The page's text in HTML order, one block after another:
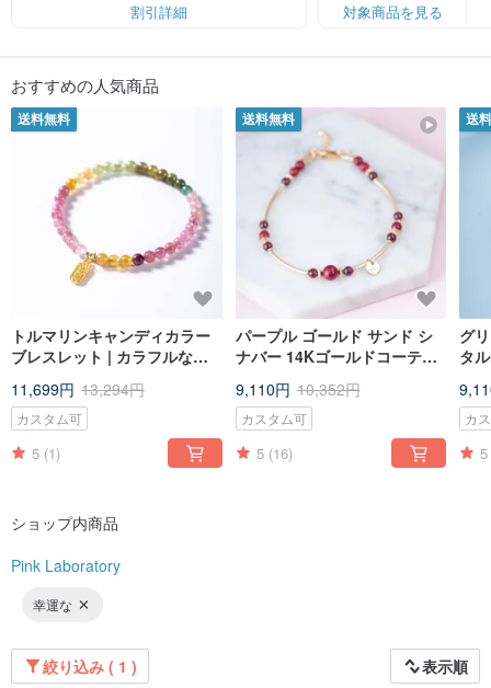
suffered, and reconcile with yourself.
Don't be impatient, take your time,
Love yourself,
Everything will pass.
About Pink Laboratory
Natural stone has its unique energy and natural charm.
We are in the pure land of the plateau,
I want to use design to bring a quiet to people and bring the beauty of nature
Let us study together, love ourselves, and practice spiritually in our lives.
In the day-to-day life, keep a little romantic and poetic.
Combining traditional culture with modern aesthetics, trying to make good
From photography, postcards, hand-to-hand ceremony, to hotels, restaurants,
caravans,
He has been reported by many Hong Kong and Taiwan media such as
"Economic Daily", "Ming Pao", "Traveling to China OR" and "China Tourism".
割引詳細
対象商品を見る
おすすめの人気商品
送料無料
トルマリンキャンディカラー
ブレスレット | カラフルな天
11,699円 13,294円
カスタム可
5 (1)
送料無料
パープル ゴールド サンド シ
ナバー 14Kゴールドコーティ
スレット |石14KGF ブレスレ
ット 天然石 カスタマイズ ブ
9,110円 10,352円
カスタム可
5 (16)
送
グ
タ
ー
ル
カ
5
ショップ内商品
Pink Laboratory
幸運な
絞り込み ( 1 ) 表示順